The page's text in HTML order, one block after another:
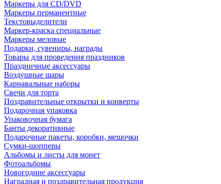
Маркеры для CD/DVD
Маркеры перманентные
Текстовыделители
Маркер-краска специальные
Маркеры меловые
Подарки, сувениры, награды
Товары для проведения праздников
Праздничные аксессуары
Воздушные шары
Карнавальные наборы
Свечи для торта
Поздравительные открытки и конверты
Подарочная упаковка
Упаковочная бумага
Банты декоративные
Подарочные пакеты, коробки, мешочки
Сумки-шопперы
Альбомы и листы для монет
Фотоальбомы
Новогодние аксессуары
Наградная и поздравительная продукция